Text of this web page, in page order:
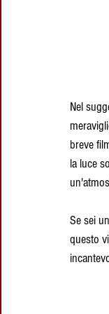
Nel
breve
la luce
Se sei
questo